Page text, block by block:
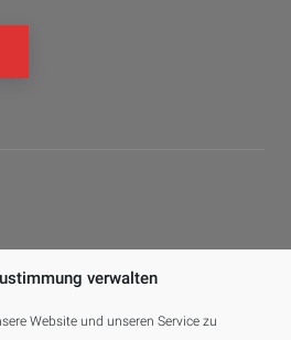
verwalten
Website und unseren Service zu